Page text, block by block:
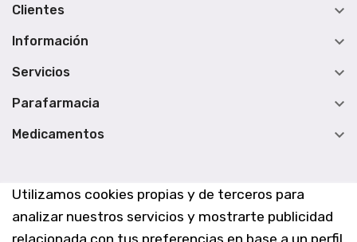
Utilizamos cookies propias y de terceros para
analizar nuestros servicios y mostrarte publicidad
relacionada con tus preferencias en base a un perfil
Clientes 
Información 
Servicios 
Parafarmacia 
Medicamentos 